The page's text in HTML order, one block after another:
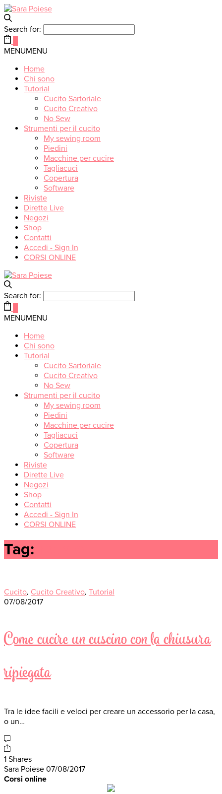
Search for:
MENUMENU
Home
Chi sono
Tutorial
Cucito Sartoriale
Cucito Creativo
No Sew
Strumenti per il cucito
My sewing room
Piedini
Macchine per cucire
Tagliacuci
Copertura
Software
Riviste
Dirette Live
Negozi
Shop
Contatti
Accedi - Sign In
CORSI ONLINE
Search for:
MENUMENU
Home
Chi sono
Tutorial
Cucito Sartoriale
Cucito Creativo
No Sew
Strumenti per il cucito
My sewing room
Piedini
Macchine per cucire
Tagliacuci
Copertura
Software
Riviste
Dirette Live
Negozi
Shop
Contatti
Accedi - Sign In
CORSI ONLINE
Tag:
Cucito, Cucito Creativo, Tutorial
07/08/2017
Come cucire un cuscino con la chiusura
ripiegata
Tra le idee facili e veloci per creare un accessorio per la casa,
o un…
1 Shares
Sara Poiese 07/08/2017
Corsi online